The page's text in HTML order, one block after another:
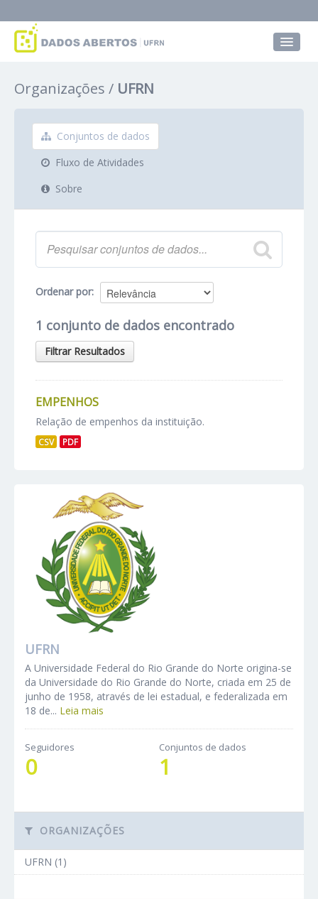
Grupos
Sobre
Organizações UFRN
Conjuntos de dados
Fluxo de Atividades
Sobre
Ordenar por
1 conjunto de dados encontrado
Filtrar Resultados
EMPENHOS
Relação de empenhos da instituição.
CSV PDF
UFRN
A Universidade Federal do Rio Grande do Norte origina-se
da Universidade do Rio Grande do Norte, criada em 25 de
junho de 1958, através de lei estadual, e federalizada em
18 de... Leia mais
Seguidores
0
Conjuntos de dados
1
ORGANIZAÇÕES
UFRN (1)